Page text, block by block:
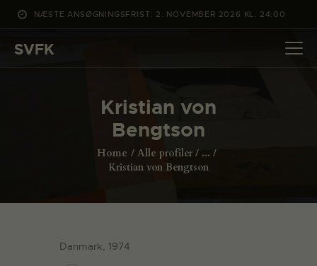
NÆSTE ANSØGNINGSFRIST: 2. NOVEMBER 2026 KL. 24:00
SVFK
Kristian von
Bengtson
Home Alle profiler
...
Kristian von Bengtson
DET SKER
PROJEKTER
ANSØG
Danmark, 1974